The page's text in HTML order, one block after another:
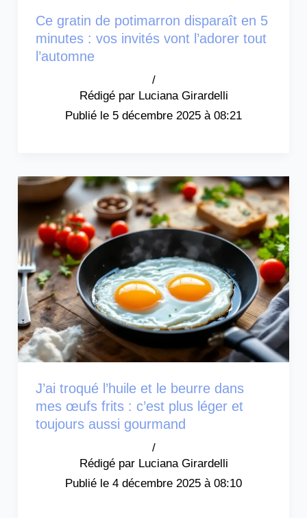
Ce gratin de potimarron disparaît en 5
minutes : vos invités vont l’adorer tout
l’automne
Luciana Girardelli
/
5 décembre 2025 à 08:21
J’ai troqué l’huile et le beurre dans
mes œufs frits : c’est plus léger et
toujours aussi gourmand
Luciana Girardelli
/
4 décembre 2025 à 08:10